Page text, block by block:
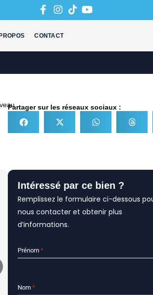
CONTACT
Partager sur les réseaux sociaux :
Intéressé par ce bien ?
Remplissez le formulaire ci-dessous
nous contacter et obtenir plus
d’informations.
Prénom *
Nom *